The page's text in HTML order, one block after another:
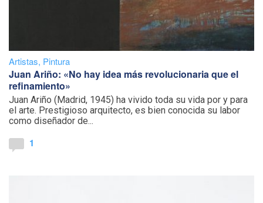
Artistas, Pintura
Juan Ariño: «No hay idea más revolucionaria que el
refinamiento»
Juan Ariño (Madrid, 1945) ha vivido toda su vida por y para
el arte. Prestigioso arquitecto, es bien conocida su labor
como diseñador de...
1